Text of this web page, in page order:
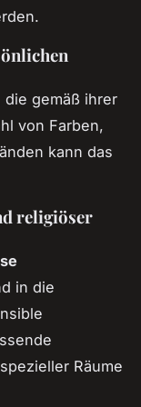
die gemäß ihrer
von Farben,
kann das
religiöser
in die
Räume